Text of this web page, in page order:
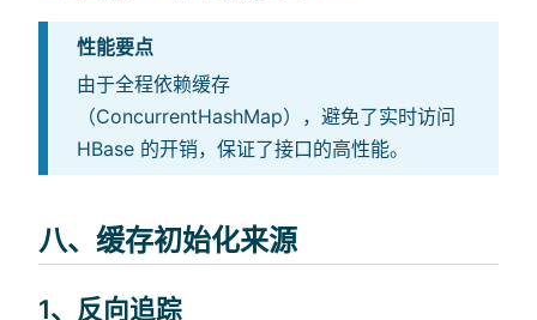
性能要点
由于全程依赖缓存
（ConcurrentHashMap），避免了实时访问
HBase 的开销，保证了接口的高性能。
八、缓存初始化来源
1、反向追踪